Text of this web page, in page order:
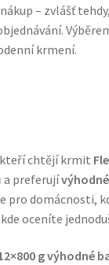
– zvlášť
krmení.
chtějí krmit
a preferují
pro domácnosti,
oceníte
g výhodné